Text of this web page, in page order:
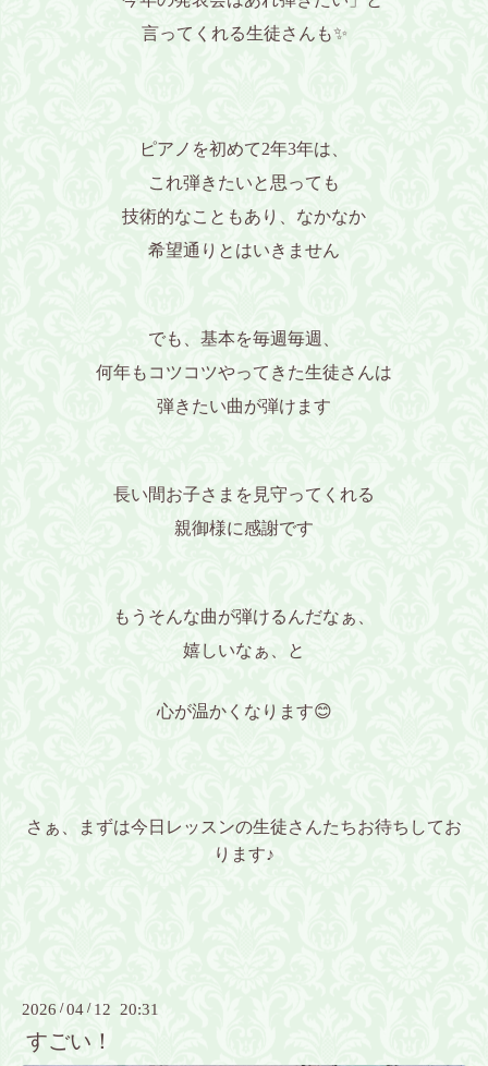
言ってくれる生徒さんも✨️
ピアノを初めて2年3年は、
これ弾きたいと思っても
技術的なこともあり、なかなか
希望通りとはいきません
でも、基本を毎週毎週、
何年もコツコツやってきた生徒さんは
弾きたい曲が弾けます
長い間お子さまを見守ってくれる
親御様に感謝です
もうそんな曲が弾けるんだなぁ、
嬉しいなぁ、と
心が温かくなります😊
さぁ、まずは今日レッスンの生徒さんたちお待ちしてお
ります♪
2026 /04 / 12 20:31
すごい！